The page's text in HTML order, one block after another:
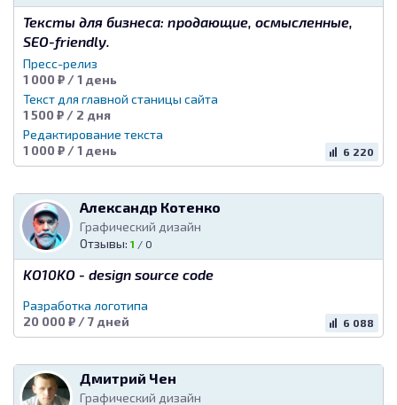
Тексты для бизнеса: продающие, осмысленные,
SEO-friendly.
Пресс-релиз
1 000 ₽ / 1 день
Текст для главной станицы сайта
1 500 ₽ / 2 дня
Редактирование текста
1 000 ₽ / 1 день
6 220
Александр Котенко
Графический дизайн
Отзывы: 1 / 0
KO10KO - design source code
Разработка логотипа
20 000 ₽ / 7 дней
6 088
Дмитрий Чен
Графический дизайн